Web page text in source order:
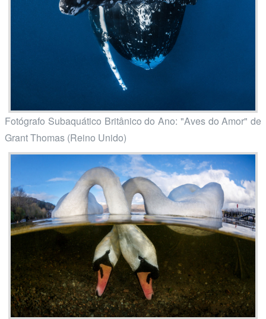
Fotógrafo Subaquático Britânico do Ano: "Aves do Amor" de
Grant Thomas (Reino Unido)